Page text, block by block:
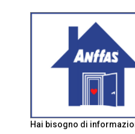
Hai bisogno di